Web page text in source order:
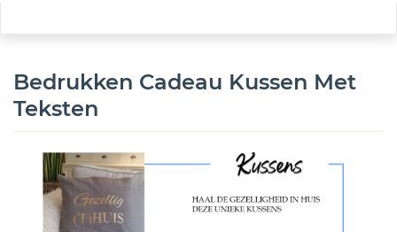
Bedrukken Cadeau Kussen Met
Teksten